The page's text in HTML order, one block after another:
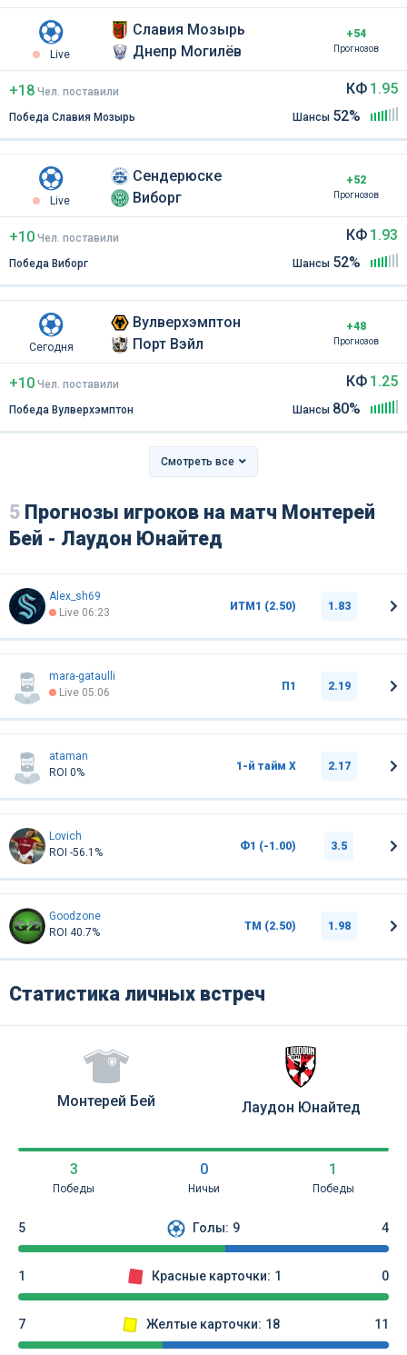
Live
Славия Мозырь
Днепр Могилёв
+54
Прогнозов
+18 Чел поставили
Победа Славия Мозырь
КФ 1.95
Шансы 52%
Live
Сендерюске
Виборг
+52
Прогнозов
+10 Чел поставили
Победа Виборг
КФ 1.93
Шансы 52%
Сегодня
Вулверхэмптон
Порт Вэйл
+48
Прогнозов
+10 Чел поставили
Победа Вулверхэмптон
КФ 1.25
Шансы 80%
Смотреть все
5 Прогнозы игроков на матч Монтерей
Бей - Лаудон Юнайтед
Alex_sh69
Live 06:23
ИТМ1 (2.50) 1.83
mara-gataulli
Live 05:06
П1 2.19
ataman
ROI 0%
1-й тайм Х 2.17
Lovich
ROI -56.1%
Ф1 (-1.00) 3.5
Goodzone
ROI 40.7%
ТМ (2.50) 1.98
Статистика личных встреч
Монтерей Бей
3
Победы
0
Ничьи
1
Победы
Лаудон Юнайтед
5 Голы: 9 4
1 Красные карточки: 1 0
7 Желтые карточки: 18 11